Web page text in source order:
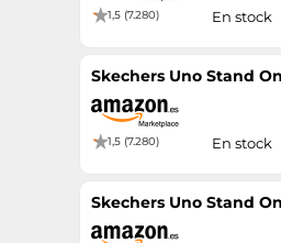
1,5 (7.280) En stock
Skechers Uno Stand
1,5 (7.280) En stock
Skechers Uno Stand